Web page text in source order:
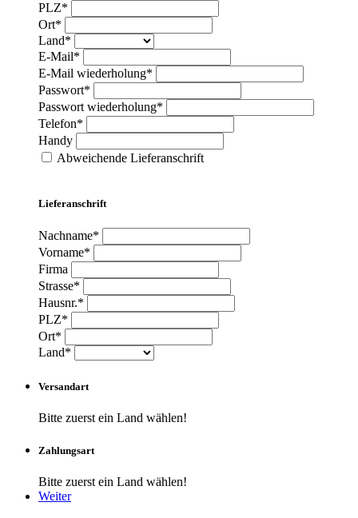
PLZ*
Ort*
Land*
E-Mail*
E-Mail wiederholung*
Passwort*
Passwort wiederholung*
Telefon*
Handy
Abweichende Lieferanschrift
Lieferanschrift
Nachname*
Vorname*
Firma
Strasse*
Hausnr.*
PLZ*
Ort*
Land*
Versandart
Bitte zuerst ein Land wählen!
Zahlungsart
Bitte zuerst ein Land wählen!
Weiter